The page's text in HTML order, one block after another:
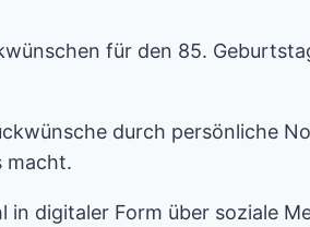
für den 85.
durch persönliche
macht.
digitaler Form über soziale